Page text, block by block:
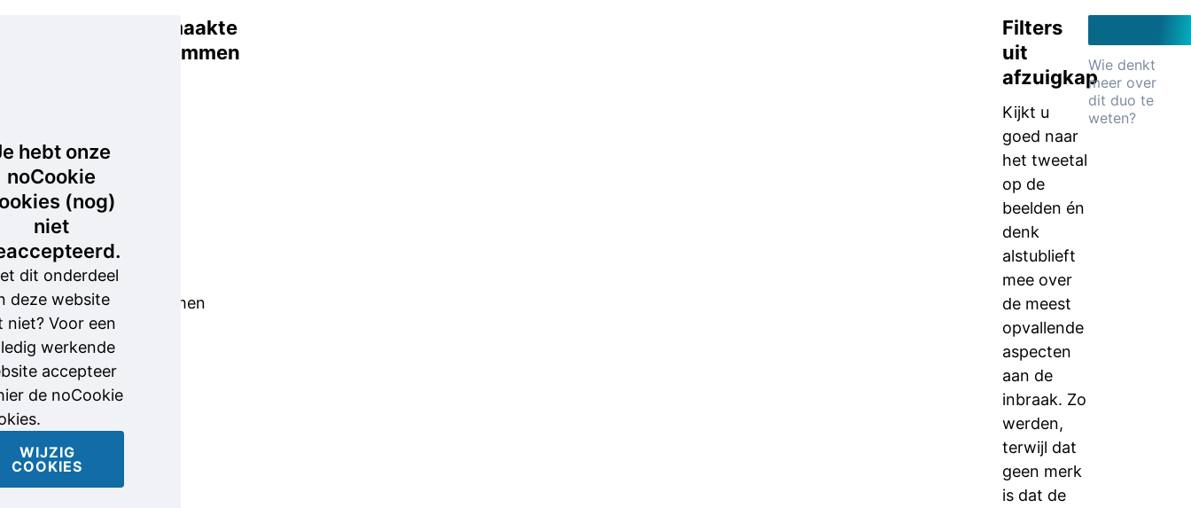
hebt onze
noCookie
(nog)
niet
dit onderdeel
deze website
niet? Voor een
werkende
accepteer
de noCookie
WIJZIG
COOKIES
Buitgemaakte
eigendommen
meer een
aansteker
merk
Dupont
meegenomen
en een
klassiek
Zenith-
horloge
Filters
uit
afzuigkap
Kijkt u
goed naar
het tweetal
op de
beelden én
denk
alstublieft
mee over
de meest
opvallende
aspecten
aan de
inbraak. Zo
werden,
terwijl dat
geen merk
is dat de
Wie denkt
meer over
dit duo te
weten?